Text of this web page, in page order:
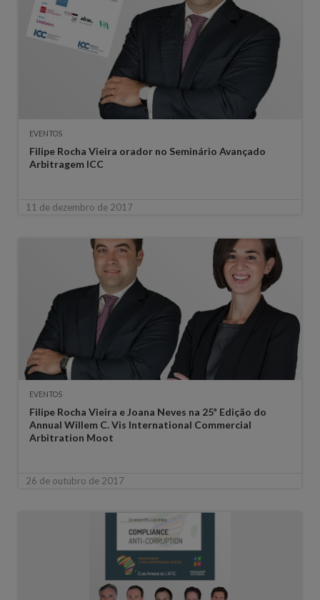
EVENTOS
Filipe Rocha Vieira orador no Seminário Avançado
Arbitragem ICC
11 de dezembro de 2017
EVENTOS
Filipe Rocha Vieira e Joana Neves na 25ª Edição do
Annual Willem C. Vis International Commercial
Arbitration Moot
26 de outubro de 2017